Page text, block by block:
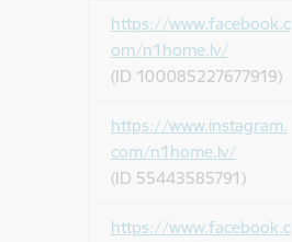
https://www.facebook.c
om/n1home.lv/
(ID 100085227677919)
https://www.instagram.
com/n1home.lv/
(ID 55443585791)
https://www.facebook.c